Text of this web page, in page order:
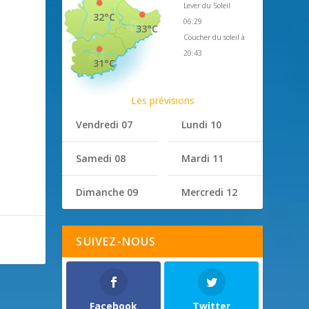
33°C
32°C
31°C
Lever du Soleil
06:29
Coucher du soleil à
20:43
Les prévisions
Vendredi 07
Samedi 08
Dimanche 09
Lundi 10
Mardi 11
Mercredi 12
SUIVEZ-NOUS
Facebook Twitter